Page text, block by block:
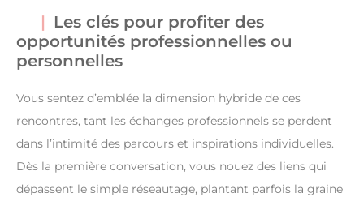
Les clés pour profiter des
opportunités professionnelles ou
personnelles
Vous sentez d’emblée la dimension hybride de ces
rencontres, tant les échanges professionnels se perdent
dans l’intimité des parcours et inspirations individuelles.
Dès la première conversation, vous nouez des liens qui
dépassent le simple réseautage, plantant parfois la graine